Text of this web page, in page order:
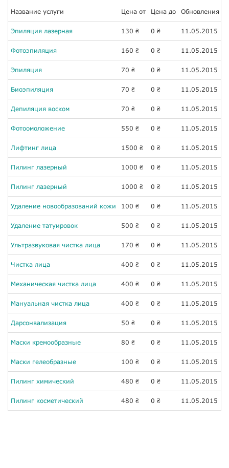
Название услуги Цена от Цена до Обновления
Эпиляция лазерная 130 ₴ 0 ₴ 11.05.2015
Фотоэпиляция 160 ₴ 0 ₴ 11.05.2015
Эпиляция 70 ₴ 0 ₴ 11.05.2015
Биоэпиляция 70 ₴ 0 ₴ 11.05.2015
Депиляция воском 70 ₴ 0 ₴ 11.05.2015
Фотоомоложение 550 ₴ 0 ₴ 11.05.2015
Лифтинг лица 1500 ₴ 0 ₴ 11.05.2015
Пилинг лазерный 1000 ₴ 0 ₴ 11.05.2015
Пилинг лазерный 1000 ₴ 0 ₴ 11.05.2015
Удаление новообразований кожи 100 ₴ 0 ₴ 11.05.2015
Удаление татуировок 500 ₴ 0 ₴ 11.05.2015
Ультразвуковая чистка лица 170 ₴ 0 ₴ 11.05.2015
Чистка лица 400 ₴ 0 ₴ 11.05.2015
Механическая чистка лица 400 ₴ 0 ₴ 11.05.2015
Мануальная чистка лица 400 ₴ 0 ₴ 11.05.2015
Дарсонвализация 50 ₴ 0 ₴ 11.05.2015
Маски кремообразные 80 ₴ 0 ₴ 11.05.2015
Маски гелеобразные 100 ₴ 0 ₴ 11.05.2015
Пилинг химический 480 ₴ 0 ₴ 11.05.2015
Пилинг косметический 480 ₴ 0 ₴ 11.05.2015